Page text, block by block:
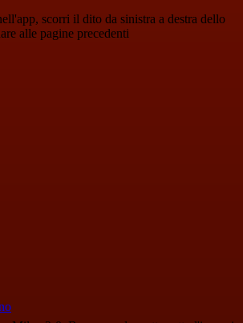
scorri il dito da sinistra a destra dello
alle pagine precedenti